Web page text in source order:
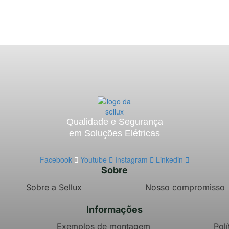
Qualidade e Segurança
em Soluções Elétricas
Facebook Youtube Instagram Linkedin
Sobre
Sobre a Sellux Nosso compromisso
Informações
Exemplos de montagem